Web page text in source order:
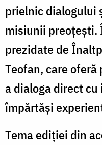
prielnic dialogului
misiunii
prezidate de
Teofan, care
a dialoga direct
împărtăși
Tema ediției din